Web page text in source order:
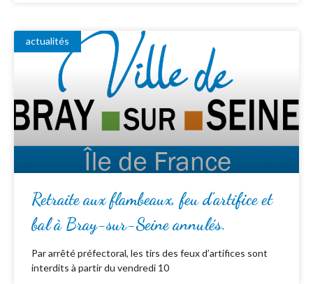
actualités
Retraite aux flambeaux, feu d’artifice et
bal à Bray-sur-Seine annulés.
Par arrêté préfectoral, les tirs des feux d’artifices sont
interdits à partir du vendredi 10